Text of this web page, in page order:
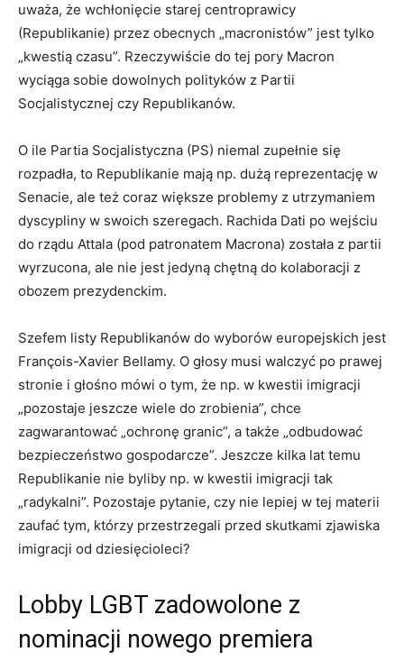
uważa, że wchłonięcie starej centroprawicy
(Republikanie) przez obecnych „macronistów” jest tylko
„kwestią czasu”. Rzeczywiście do tej pory Macron
wyciąga sobie dowolnych polityków z Partii
Socjalistycznej czy Republikanów.
O ile Partia Socjalistyczna (PS) niemal zupełnie się
rozpadła, to Republikanie mają np. dużą reprezentację w
Senacie, ale też coraz większe problemy z utrzymaniem
dyscypliny w swoich szeregach. Rachida Dati po wejściu
do rządu Attala (pod patronatem Macrona) została z partii
wyrzucona, ale nie jest jedyną chętną do kolaboracji z
obozem prezydenckim.
Szefem listy Republikanów do wyborów europejskich jest
François-Xavier Bellamy. O głosy musi walczyć po prawej
stronie i głośno mówi o tym, że np. w kwestii imigracji
„pozostaje jeszcze wiele do zrobienia”, chce
zagwarantować „ochronę granic”, a także „odbudować
bezpieczeństwo gospodarcze”. Jeszcze kilka lat temu
Republikanie nie byliby np. w kwestii imigracji tak
„radykalni”. Pozostaje pytanie, czy nie lepiej w tej materii
zaufać tym, którzy przestrzegali przed skutkami zjawiska
imigracji od dziesięcioleci?
Lobby LGBT zadowolone z
nominacji nowego premiera